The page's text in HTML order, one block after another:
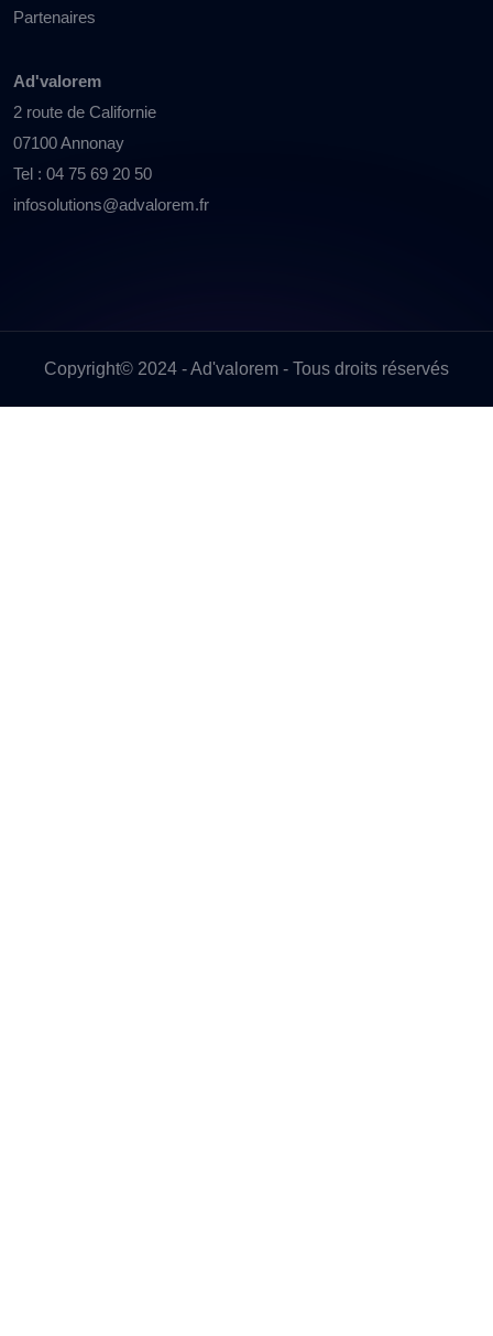
Partenaires
Ad'valorem
2 route de Californie
07100 Annonay
Tel : 04 75 69 20 50
infosolutions@advalorem.fr
Copyright© 2024 - Ad'valorem - Tous droits réservés